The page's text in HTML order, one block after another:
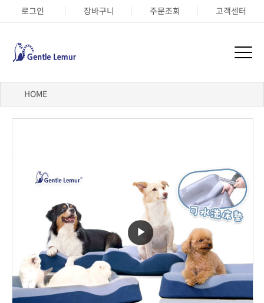
로그인 장바구니 주문조회 고객센터
HOME